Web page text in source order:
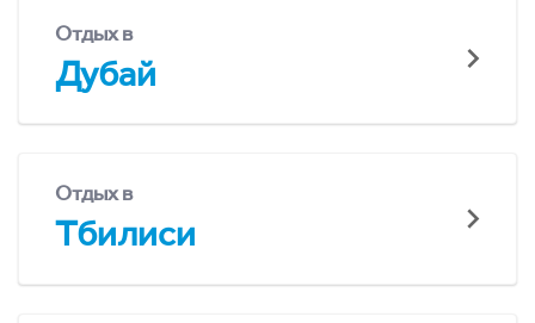
Отдых в
Дубай
Отдых в
Тбилиси